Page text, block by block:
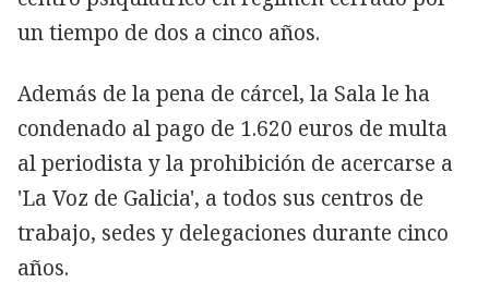
un tiempo de dos a cinco años.
Además de la pena de cárcel, la Sala le ha
condenado al pago de 1.620 euros de multa
al periodista y la prohibición de acercarse a
'La Voz de Galicia', a todos sus centros de
trabajo, sedes y delegaciones durante cinco
años.